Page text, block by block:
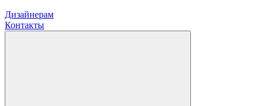
Дизайнерам
Контакты